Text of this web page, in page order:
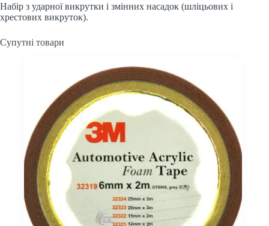
Набір з ударної викрутки і змінних насадок (шліцьових і
хрестових викруток).
Супутні товари